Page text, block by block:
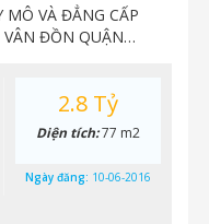
MÔ VÀ ĐẲNG CẤP
VÂN ĐỒN QUẬN…
2.8 Tỷ
Diện tích:77 m2
Ngày đăng: 10-06-2016